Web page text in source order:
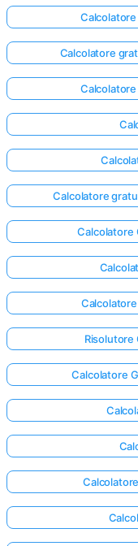
Calcolatore
Calcolatore
Calcolatore
Risolutore
Calcolatore